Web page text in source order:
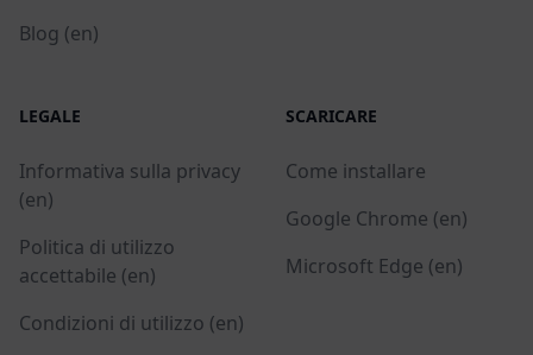
Blog (en)
LEGALE
Informativa sulla privacy
(en)
Politica di utilizzo
accettabile (en)
Condizioni di utilizzo (en)
SCARICARE
Come installare
Google Chrome (en)
Microsoft Edge (en)